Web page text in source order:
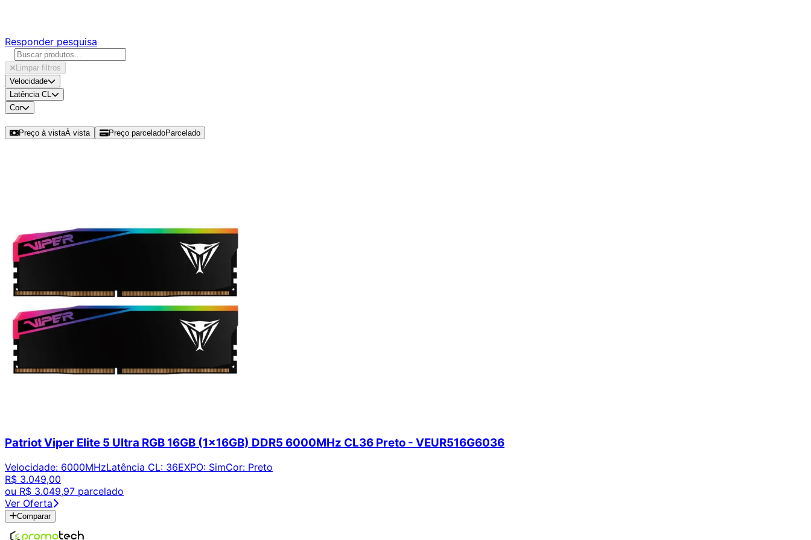
Responder pesquisa
Limpar filtros
Velocidade
Latência CL
Cor
Preço à vistaÀ vista Preço parceladoParcelado
Patriot Viper Elite 5 Ultra RGB 16GB (1x16GB) DDR5 6000MHz CL36 Preto - VEUR516G6036
Velocidade: 6000MHzLatência CL: 36EXPO: SimCor: Preto
R$ 3.049,00
ou R$ 3.049,97 parcelado
Ver Oferta
Comparar